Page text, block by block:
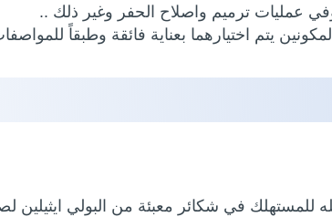
عمليات ترميم واصلاح الحفر وغير ذلك ..
يتم اختيارهما بعناية فائقة وطبقاً
في شكائر معبئة من البولي ايثيلين